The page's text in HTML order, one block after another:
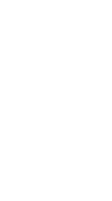
농업 전
육 참가